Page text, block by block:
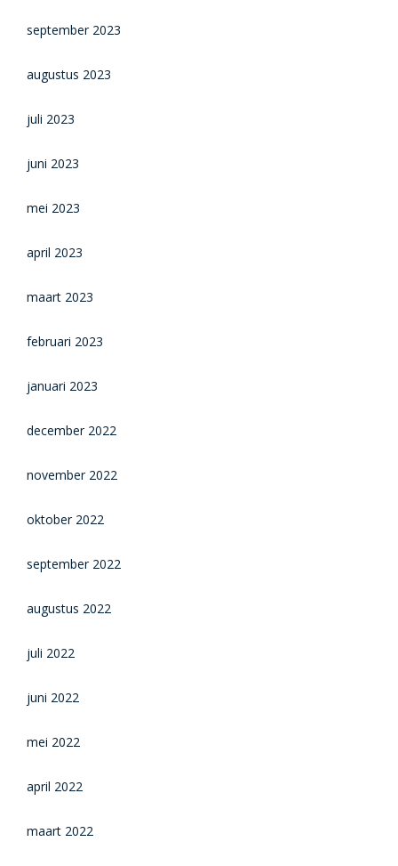
september 2023
augustus 2023
juli 2023
juni 2023
mei 2023
april 2023
maart 2023
februari 2023
januari 2023
december 2022
november 2022
oktober 2022
september 2022
augustus 2022
juli 2022
juni 2022
mei 2022
april 2022
maart 2022